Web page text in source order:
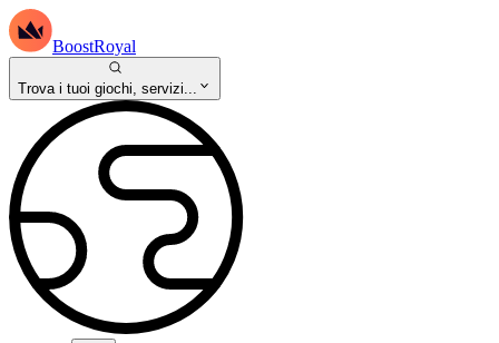
BoostRoyal
Trova i tuoi giochi, servizi...